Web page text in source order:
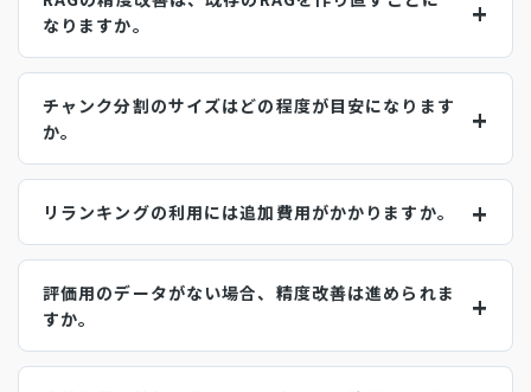
なりますか。
チャンク分割のサイズはどの程度が目安になります
か。
リランキングの利用には追加費用がかかりますか。
評価用のデータがない場合、精度改善は進められま
すか。